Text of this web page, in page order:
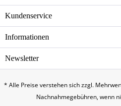
Kundenservice
Informationen
Newsletter
* Alle Preise verstehen sich zzgl.
Nachnahmegebühren, wenn